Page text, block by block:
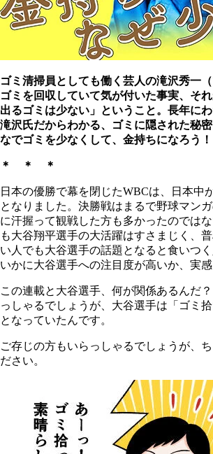
ゴミ清掃員としても働く芸人の滝沢秀一（
ゴミを回収していて気が付いた事実、そ
出るゴミは少ない」ということ。長年に
滝沢氏だからわかる、ゴミに隠された秘
なでゴミを少なくして、金持ちになろう！
＊ ＊ ＊
日本の優勝で幕を閉じたWBCは、日本中
となりました。決勝戦はまるで野球マン
に汗握って観戦した方も多かったのでは
も大谷翔平選手の大活躍はすさまじく、
い人でも大谷選手の話題となると食いつく
いかに大谷選手への注目度が高いか、実感
この連載と大谷選手、何が関係あるんだ
っしゃるでしょうが、大谷選手は「ゴミ
となっていたんです。
ご存じの方もいらっしゃるでしょうが、
ださい。